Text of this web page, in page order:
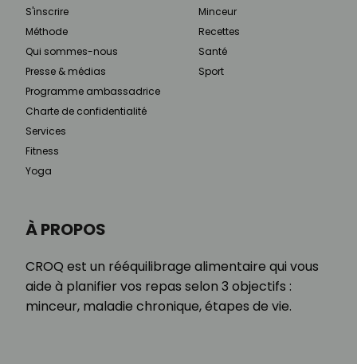
À PROPOS
CROQ est un rééquilibrage alimentaire qui vous
aide à planifier vos repas selon 3 objectifs :
minceur, maladie chronique, étapes de vie.
S'inscrire
Méthode
Qui sommes-nous
Presse & médias
Programme ambassadrice
Charte de confidentialité
Services
Fitness
Yoga
Minceur
Recettes
Santé
Sport